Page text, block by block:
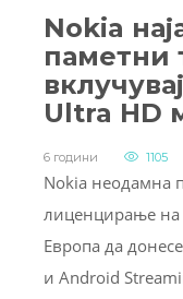
Nokia
паметни
Ultra HD
6 години 1105
Nokia неодамна
лиценцирање на
Европа да
и Android